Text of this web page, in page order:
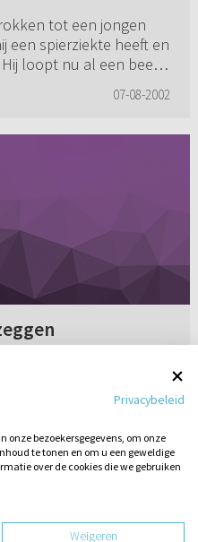
tot een jongen
een spierziekte heeft en
loopt nu al een beetje
07-08-2002
ik het idee dat we
hebben. Ook al weten
07-08-2002
design website dooreen vraag
Privacybeleid
onze bezoekersgegevens, om onze
te tonen en om u een geweldige
over de cookies die we gebruiken
Weigeren